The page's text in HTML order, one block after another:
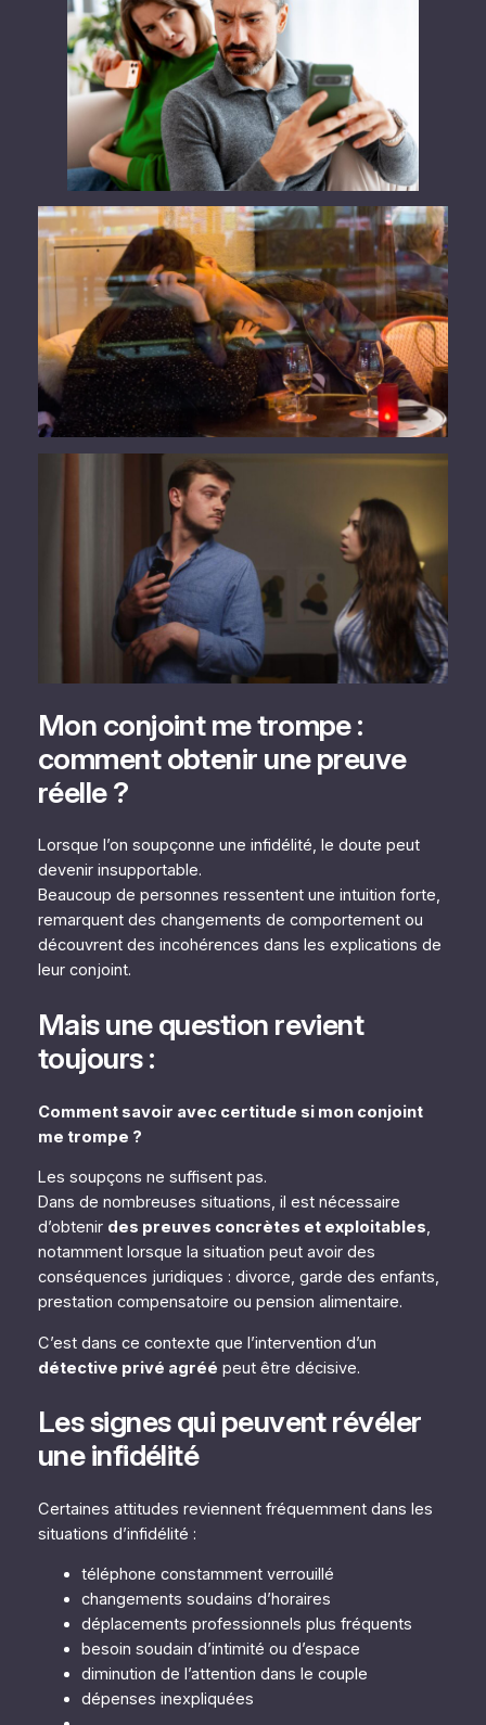
Mon conjoint me trompe :
comment obtenir une preuve
réelle ?
Lorsque l’on soupçonne une infidélité, le doute peut
devenir insupportable.
Beaucoup de personnes ressentent une intuition forte,
remarquent des changements de comportement ou
découvrent des incohérences dans les explications de
leur conjoint.
Mais une question revient
toujours :
Comment savoir avec certitude si mon conjoint
me trompe ?
Les soupçons ne suffisent pas.
Dans de nombreuses situations, il est nécessaire
d’obtenir des preuves concrètes et exploitables,
notamment lorsque la situation peut avoir des
conséquences juridiques : divorce, garde des enfants,
prestation compensatoire ou pension alimentaire.
C’est dans ce contexte que l’intervention d’un
détective privé agréé peut être décisive.
Les signes qui peuvent révéler
une infidélité
Certaines attitudes reviennent fréquemment dans les
situations d’infidélité :
téléphone constamment verrouillé
changements soudains d’horaires
déplacements professionnels plus fréquents
besoin soudain d’intimité ou d’espace
diminution de l’attention dans le couple
dépenses inexpliquées